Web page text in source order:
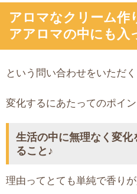
アロマなクリーム作
アアロマの中にも入
という問い合わせをいただ
変化するにあたってのポイ
生活の中に無理なく変化
ること♪
理由ってとても単純で香り